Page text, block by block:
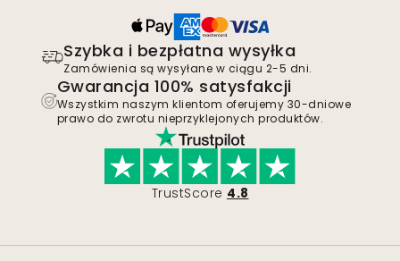
Szybka i bezpłatna wysyłka
Zamówienia są wysyłane w ciągu 2-5 dni.
Gwarancja 100% satysfakcji
Wszystkim naszym klientom oferujemy 30-dniowe
prawo do zwrotu nieprzyklejonych produktów.
TrustScore 4.8